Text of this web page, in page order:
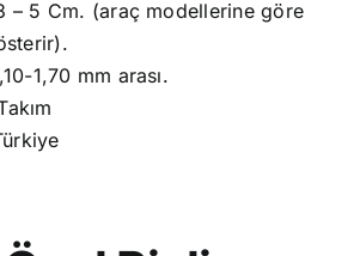
– 5 Cm. (araç modellerine göre
1,70 mm arası.